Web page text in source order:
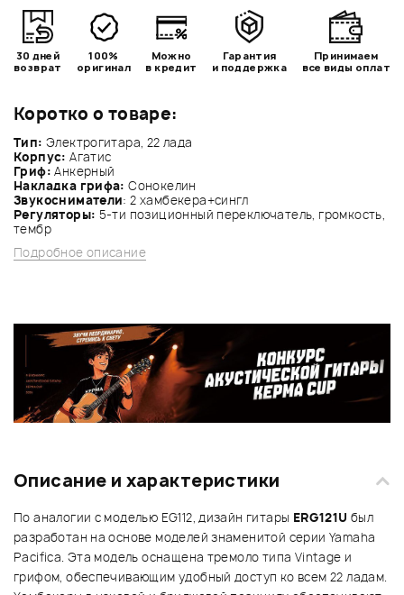
Коротко о товаре:
Тип: Электрогитара, 22 лада
Корпус: Агатис
Гриф: Анкерный
Накладка грифа: Сонокелин
Звукосниматели: 2 хамбекера+сингл
Регуляторы: 5-ти позиционный переключатель, громкость,
тембр
Подробное описание
30 дней
возврат
100%
оригинал
Можно
в кредит
Гарантия
и поддержка
Принимаем
все виды оплат
Описание и характеристики
По аналогии с моделью EG112, дизайн гитары ERG121U был
разработан на основе моделей знаменитой серии Yamaha
Pacifica. Эта модель оснащена тремоло типа Vintage и
грифом, обеспечивающим удобный доступ ко всем 22 ладам.